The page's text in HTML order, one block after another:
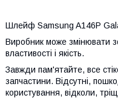
Шлейф Samsung A146P
Виробник може змінювати
властивості і якість.
Завжди пам'ятайте, все
запчастини. Відсутні,
користування, відколи,